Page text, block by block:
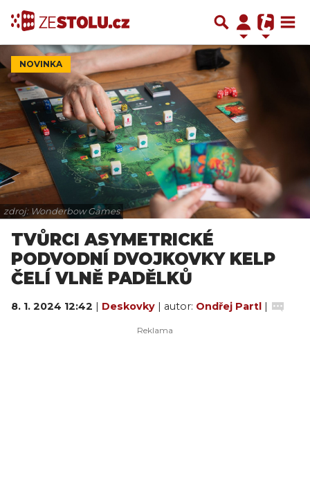
NOVINKA
zdroj: Wonderbow Games
TVŮRCI ASYMETRICKÉ
PODVODNÍ DVOJKOVKY KELP
ČELÍ VLNĚ PADĚLKŮ
8. 1. 2024 12:42 | Deskovky | autor: Ondřej Partl |